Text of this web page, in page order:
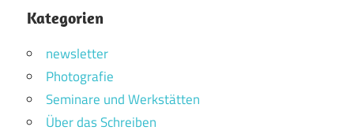
Kategorien
newsletter
Photografie
Seminare und Werkstätten
Über das Schreiben